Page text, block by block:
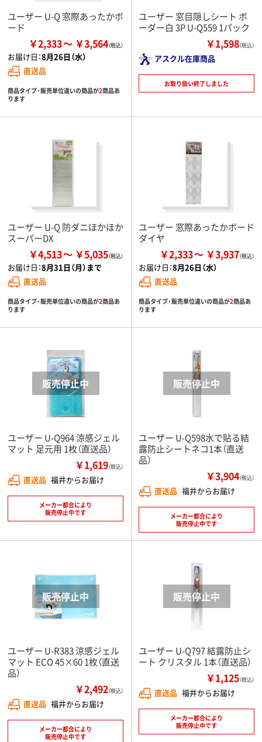
ユーザー U-Q 窓際あったかボ
ード
￥2,333 ￥3,564
お届け日：8月26日（水）
直送品
商品タイプ・販売単位違いの商品が2商品あ
ります
ユーザー 窓目隠しシート ボ
ーダー白 3P U-Q559 1パック
￥1,598（税込）
アスクル在庫商品
お取り扱い終了しました
ユーザー U-Q 防ダニほかほか
スーパーDX
￥4,513 ￥5,035
お届け日：8月31日（月）まで
直送品
商品タイプ・販売単位違いの商品が2商品あ
ります
ユーザー 窓際あったかボード
ダイヤ
￥2,333 ￥3,937
お届け日：8月26日（水）
直送品
商品タイプ・販売単位違いの商品が2商品あ
ります
ユーザー U-Q964 涼感ジェル
マット 足元用 1枚（直送品）
￥1,619（税込）
直送品 福井からお届け
メーカー都合により
販売停止中です
ユーザー U-Q598水で貼る結
露防止シートネコ1本（直送
品）
￥3,904（税込）
直送品 福井からお届け
メーカー都合により
販売停止中です
ユーザー U-R383 涼感ジェル
マット ECO 45×60 1枚（直送
品）
￥2,492（税込）
直送品 福井からお届け
メーカー都合により
販売停止中です
ユーザー U-Q797 結露防止シ
ート クリスタル 1本（直送品）
￥1,125（税込）
直送品 福井からお届け
メーカー都合により
販売停止中です